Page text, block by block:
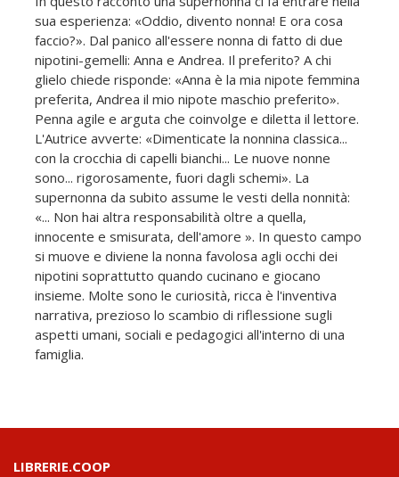
sua esperienza: «Oddio, divento nonna! E ora cosa
faccio?». Dal panico all'essere nonna di fatto di due
nipotini-gemelli: Anna e Andrea. Il preferito? A chi
glielo chiede risponde: «Anna è la mia nipote femmina
preferita, Andrea il mio nipote maschio preferito».
Penna agile e arguta che coinvolge e diletta il lettore.
L'Autrice avverte: «Dimenticate la nonnina classica...
con la crocchia di capelli bianchi... Le nuove nonne
sono... rigorosamente, fuori dagli schemi». La
supernonna da subito assume le vesti della nonnità:
«... Non hai altra responsabilità oltre a quella,
innocente e smisurata, dell'amore ». In questo campo
si muove e diviene la nonna favolosa agli occhi dei
nipotini soprattutto quando cucinano e giocano
insieme. Molte sono le curiosità, ricca è l'inventiva
narrativa, prezioso lo scambio di riflessione sugli
aspetti umani, sociali e pedagogici all'interno di una
famiglia.
LIBRERIE.COOP